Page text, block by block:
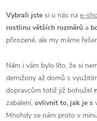
Vybrali jste si u nás na e-
rostlinu větších rozměrů a
přirozené, ale my máme
Nám i vám bylo líto, že si
demižony až domů s
dopravcům totiž již bohužel
zabalení, ovlivnit to, jak je s
Mnohdy se nám proto v